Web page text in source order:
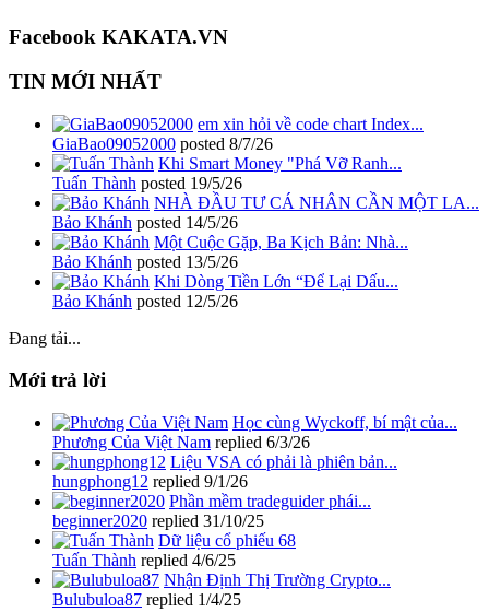
Facebook KAKATA.VN
TIN MỚI NHẤT
em xin hỏi về code chart Index...
GiaBao09052000 posted 8/7/26
Khi Smart Money "Phá Vỡ Ranh...
Tuấn Thành posted 19/5/26
NHÀ ĐẦU TƯ CÁ NHÂN CẦN MỘT LA...
Bảo Khánh posted 14/5/26
Một Cuộc Gặp, Ba Kịch Bản: Nhà...
Bảo Khánh posted 13/5/26
Khi Dòng Tiền Lớn “Để Lại Dấu...
Bảo Khánh posted 12/5/26
Đang tải...
Mới trả lời
Học cùng Wyckoff, bí mật của...
Phương Của Việt Nam replied 6/3/26
Liệu VSA có phải là phiên bản...
hungphong12 replied 9/1/26
Phần mềm tradeguider phái...
beginner2020 replied 31/10/25
Dữ liệu cổ phiếu 68
Tuấn Thành replied 4/6/25
Nhận Định Thị Trường Crypto...
Bulubuloa87 replied 1/4/25